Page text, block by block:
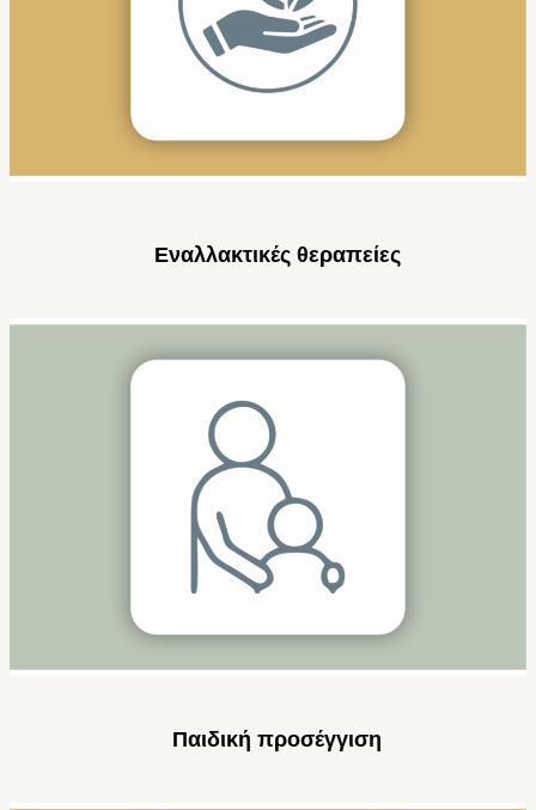
Εναλλακτικές θεραπείες
Παιδική προσέγγιση